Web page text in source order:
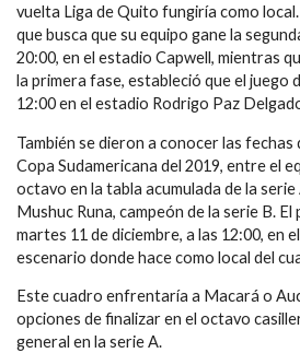
vuelta Liga de Quito fungiría como local.
que busca que su equipo gane la
20:00, en el estadio Capwell, mientras
la primera fase, estableció que el juego
12:00 en el estadio Rodrigo Paz
También se dieron a conocer las fechas
Copa Sudamericana del 2019, entre el
octavo en la tabla acumulada de la serie
Mushuc Runa, campeón de la serie B.
martes 11 de diciembre, a las 12:00, en
escenario donde hace como local del
Este cuadro enfrentaría a Macará o
opciones de finalizar en el octavo
general en la serie A.